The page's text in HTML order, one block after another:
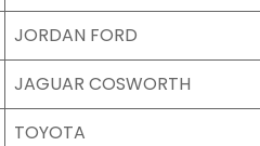
JORDAN FORD
JAGUAR COSWORTH
TOYOTA